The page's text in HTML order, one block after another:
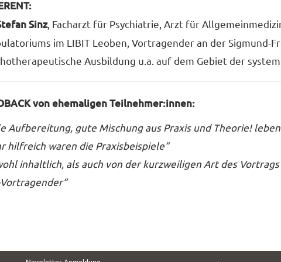
Sinz, Facharzt für Psychiatrie, Arzt für
im LIBIT Leoben, Vortragender an der Sigmund-
Ausbildung u.a. auf dem Gebiet der
von ehemaligen Teilnehmer:innen:
Aufbereitung, gute Mischung aus Praxis und Theorie!
hilfreich waren die Praxisbeispiele“
inhaltlich, als auch von der kurzweiligen Art des
Vortragender“